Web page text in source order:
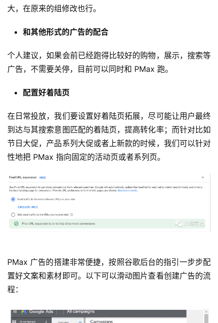
首
页
广
营
分
享
例
大，在原来的组修改也行。
和其他形式的广告的配合
个人建议，如果会前已经跑得比较好的购物，展示，搜索等
广告，不需要关停，目前可以同时和 PMax 跑。
配置好着陆页
在日常投放，我们要设置好着陆页拓展，尽可能让用户最终
到达与其搜索意图匹配的着陆页，提高转化率；而针对比如
节日大促，产品系列大促或者上新款的时候，我们可以针对
性地把 PMax 指向固定的活动页或者系列页。
PMax 广告的搭建非常便捷，按照谷歌后台的指引一步步配
置好文案和素材即可。以下可以滑动图片查看创建广告的流
程：